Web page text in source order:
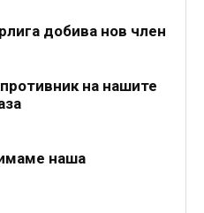
добива нов член
на нашите
наша